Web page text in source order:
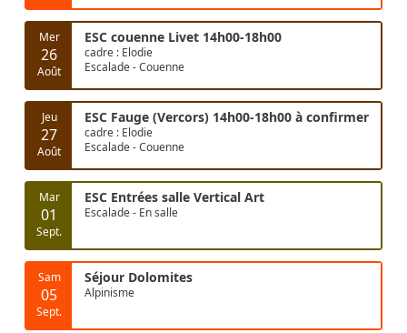
Mer
26
Août
ESC couenne Livet 14h00-18h00
cadre : Elodie
Escalade - Couenne
Jeu
27
Août
ESC Fauge (Vercors) 14h00-18h00 à confirmer
cadre : Elodie
Escalade - Couenne
Mar
01
Sept.
ESC Entrées salle Vertical Art
Escalade - En salle
Sam
05
Sept.
Séjour Dolomites
Alpinisme